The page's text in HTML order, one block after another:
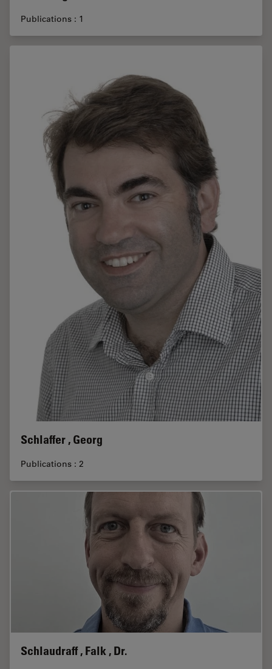
Publications : 1
Schlaffer , Georg
Publications : 2
Schlaudraff , Falk , Dr.